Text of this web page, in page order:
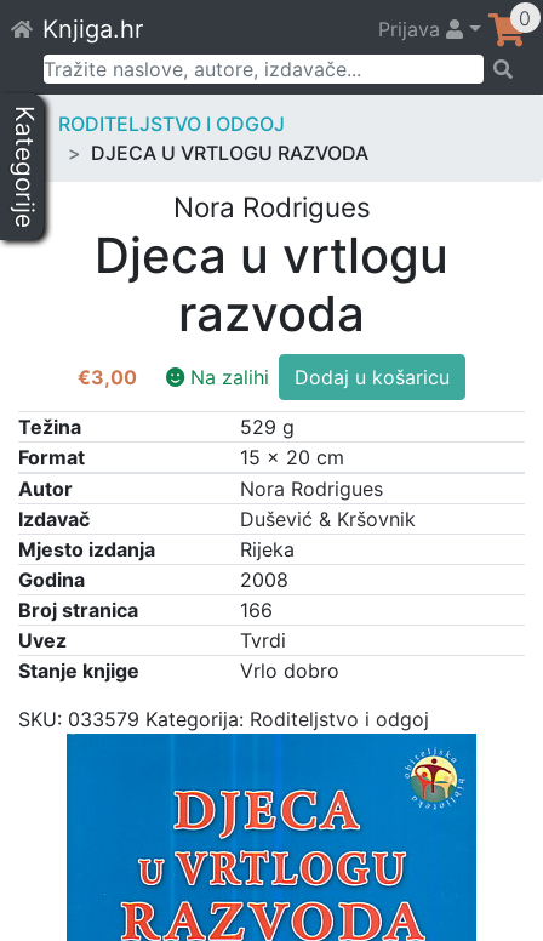
to
content
Knjiga.hr Prijava 0
Pretraži:
Kategorije
RODITELJSTVO I ODGOJ
DJECA U VRTLOGU RAZVODA
Nora Rodrigues
Djeca u vrtlogu
razvoda
€3,00 Na zalihi
Djeca
u
vrtlogu
razvoda
količina
Dodaj u košaricu
Težina
529 g
Format
15 × 20 cm
Autor
Nora Rodrigues
Izdavač
Dušević & Kršovnik
Mjesto izdanja
Rijeka
Godina
2008
Broj stranica
166
Uvez
Tvrdi
Stanje knjige
Vrlo dobro
SKU: 033579 Kategorija: Roditeljstvo i odgoj